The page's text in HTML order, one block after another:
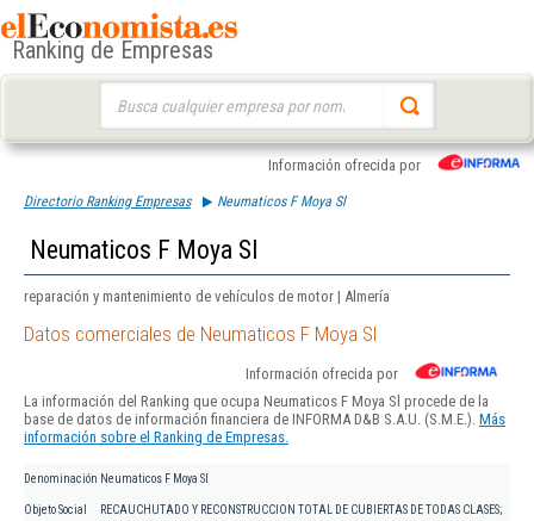
Ranking de Empresas
Información ofrecida por
Directorio Ranking Empresas Neumaticos F Moya Sl
Neumaticos F Moya Sl
reparación y mantenimiento de vehículos de motor | Almería
Datos comerciales de Neumaticos F Moya Sl
Información ofrecida por
La información del Ranking que ocupa Neumaticos F Moya Sl procede de la
base de datos de información financiera de INFORMA D&B S.A.U. (S.M.E.). Más
información sobre el Ranking de Empresas.
Denominación Neumaticos F Moya Sl
Objeto Social
RECAUCHUTADO Y RECONSTRUCCION TOTAL DE CUBIERTAS DE TODAS CLASES;